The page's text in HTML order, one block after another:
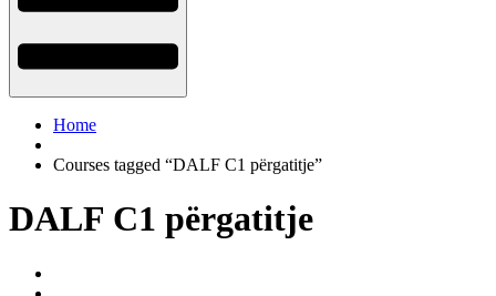
Home
Courses tagged “DALF C1 përgatitje”
DALF C1 përgatitje